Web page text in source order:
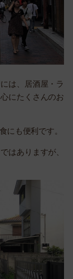
は、居酒屋・ラ
にたくさんのお
にも便利です。
はありますが、